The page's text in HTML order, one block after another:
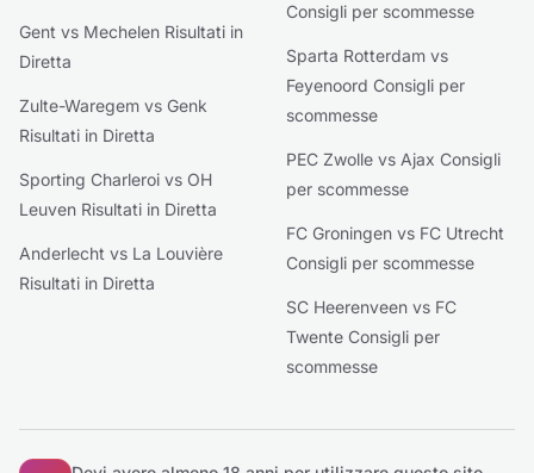
Gent vs Mechelen Risultati in
Diretta
Zulte-Waregem vs Genk
Risultati in Diretta
Sporting Charleroi vs OH
Leuven Risultati in Diretta
Anderlecht vs La Louvière
Risultati in Diretta
Consigli per scommesse
Sparta Rotterdam vs
Feyenoord Consigli per
scommesse
PEC Zwolle vs Ajax Consigli
per scommesse
FC Groningen vs FC Utrecht
Consigli per scommesse
SC Heerenveen vs FC
Twente Consigli per
scommesse